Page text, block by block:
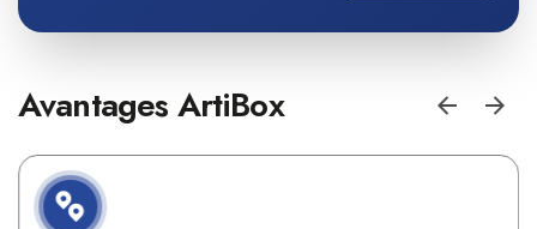
Avantages ArtiBox